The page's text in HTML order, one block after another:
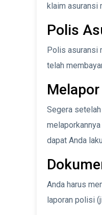
klaim asuransi
Polis
Polis asuransi
telah
Segera
dapat Anda
Anda harus
laporan polisi